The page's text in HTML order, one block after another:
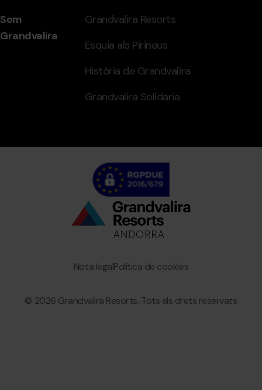
Som
Grandvalira
Grandvalira Resorts
Esquia als Pirineus
Història de Grandvalira
Grandvalira Solidaria
© 2026 Grandvalira Resorts. Tots els drets reservats
GranvaliraPolítica de cookies
Nota legal